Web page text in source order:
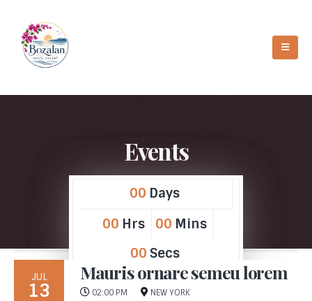
Events
00 Days
00 Hrs 00 Mins
00 Secs
JUL
13
Mauris ornare semeu lorem
02:00 PM NEW YORK